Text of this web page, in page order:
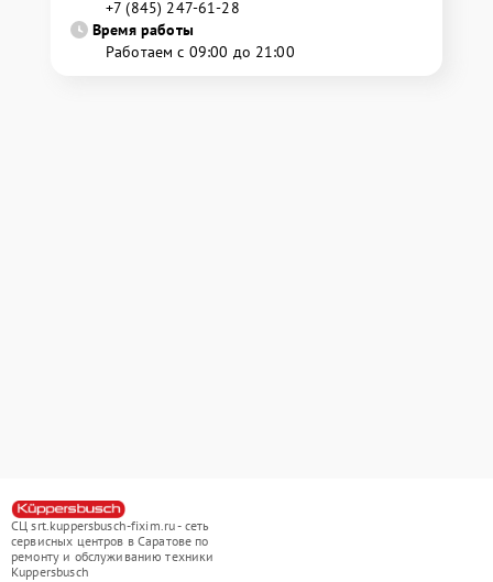
+7 (845) 247-61-28
Время работы
Работаем с 09:00 до 21:00
СЦ srt.kuppersbusch-fixim.ru - сеть
сервисных центров в Саратове по
ремонту и обслуживанию техники
Kuppersbusch